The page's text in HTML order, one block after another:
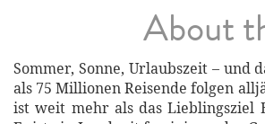
About
Sommer, Sonne, Urlaubszeit – und
als 75 Millionen Reisende folgen
ist weit mehr als das Lieblingsziel